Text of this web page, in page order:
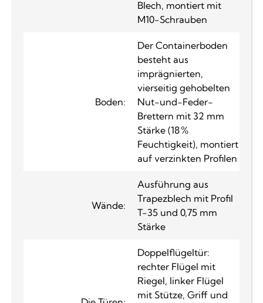
Blech, montiert mit
M10-Schrauben
Boden:
Der Containerboden
besteht aus
imprägnierten,
vierseitig gehobelten
Nut-und-Feder-
Brettern mit 32 mm
Stärke (18 %
Feuchtigkeit), montiert
auf verzinkten Profilen
Wände:
Ausführung aus
Trapezblech mit Profil
T-35 und 0,75 mm
Stärke
Doppelflügeltür:
rechter Flügel mit
Riegel, linker Flügel
mit Stütze, Griff und